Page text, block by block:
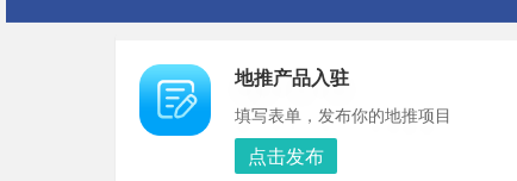
地推产品入驻
填写表单，发布你的地推项目
点击发布